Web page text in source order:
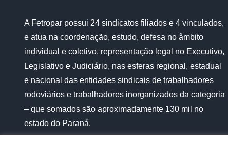
A Fetropar possui 24 sindicatos filiados e 4 vinculados,
e atua na coordenação, estudo, defesa no âmbito
individual e coletivo, representação legal no Executivo,
Legislativo e Judiciário, nas esferas regional, estadual
e nacional das entidades sindicais de trabalhadores
rodoviários e trabalhadores inorganizados da categoria
– que somados são aproximadamente 130 mil no
estado do Paraná.